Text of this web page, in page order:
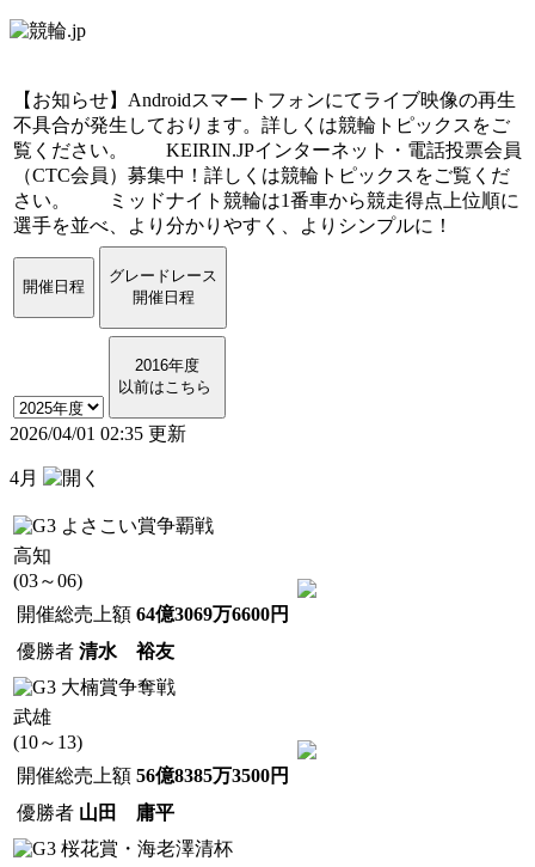
【お知らせ】Androidスマートフォンにてライブ映像の再生
不具合が発生しております。詳しくは競輪トピックスをご
覧ください。 KEIRIN.JPインターネット・電話投票会員
（CTC会員）募集中！詳しくは競輪トピックスをご覧くだ
さい。
ミッドナイト競輪は1番車から競走得点上位順に
選手を並べ、より分かりやすく、よりシンプルに！
開催日程
グレードレース
開催日程
2016年度
以前はこちら
2026/04/01 02:35 更新
4月
よさこい賞争覇戦
高知
(03～06)
開催総売上額 64億3069万6600円
優勝者 清水 裕友
大楠賞争奪戦
武雄
(10～13)
開催総売上額 56億8385万3500円
優勝者 山田 庸平
桜花賞・海老澤清杯